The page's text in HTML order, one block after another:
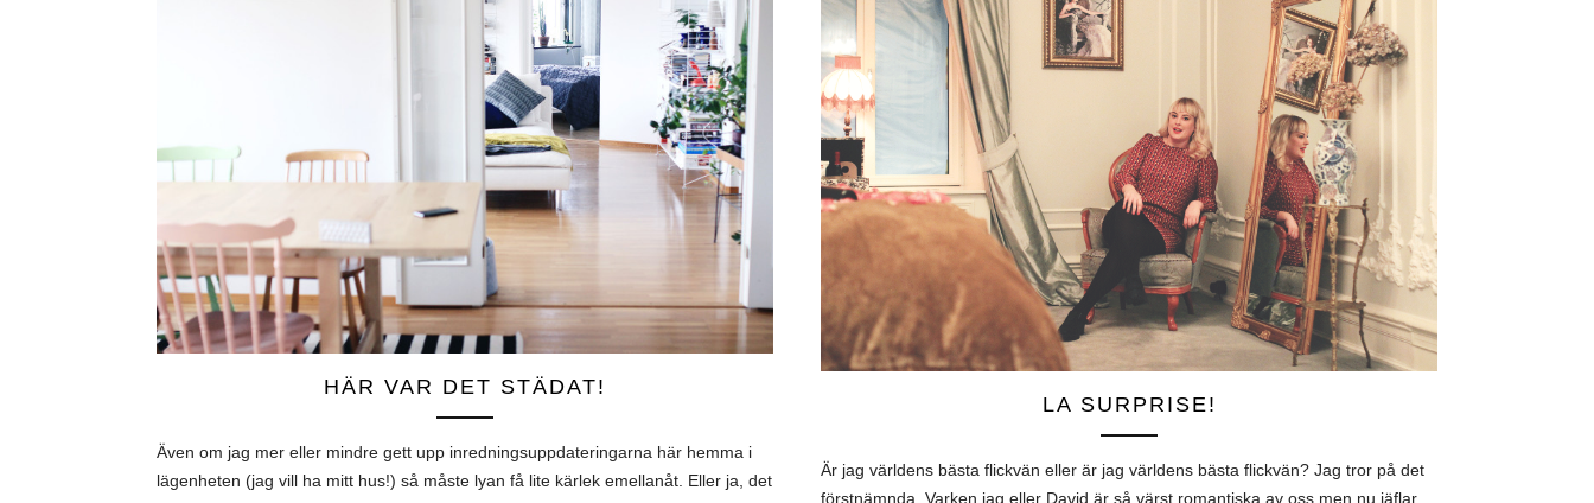
HÄR VAR DET STÄDAT!
Även om jag mer eller mindre gett upp inredningsuppdateringarna här hemma i
lägenheten (jag vill ha mitt hus!) så måste lyan få lite kärlek emellanåt. Eller ja, det
LA SURPRISE!
Är jag världens bästa flickvän eller är jag världens bästa flickvän? Jag tror på det
förstnämnda. Varken jag eller David är så värst romantiska av oss men nu jäflar